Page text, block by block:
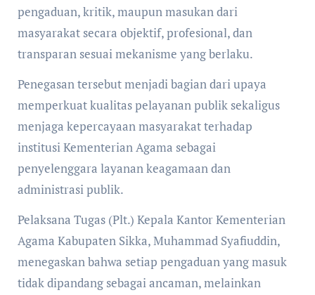
pengaduan, kritik, maupun masukan dari
masyarakat secara objektif, profesional, dan
transparan sesuai mekanisme yang berlaku.
Penegasan tersebut menjadi bagian dari upaya
memperkuat kualitas pelayanan publik sekaligus
menjaga kepercayaan masyarakat terhadap
institusi Kementerian Agama sebagai
penyelenggara layanan keagamaan dan
administrasi publik.
Pelaksana Tugas (Plt.) Kepala Kantor Kementerian
Agama Kabupaten Sikka, Muhammad Syafiuddin,
menegaskan bahwa setiap pengaduan yang masuk
tidak dipandang sebagai ancaman, melainkan